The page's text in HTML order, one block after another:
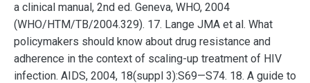
a clinical manual, 2nd ed. Geneva, WHO, 2004
(WHO/HTM/TB/2004.329). 17. Lange JMA et al. What
policymakers should know about drug resistance and
adherence in the context of scaling-up treatment of HIV
infection. AIDS, 2004, 18(suppl 3):S69—S74. 18. A guide to